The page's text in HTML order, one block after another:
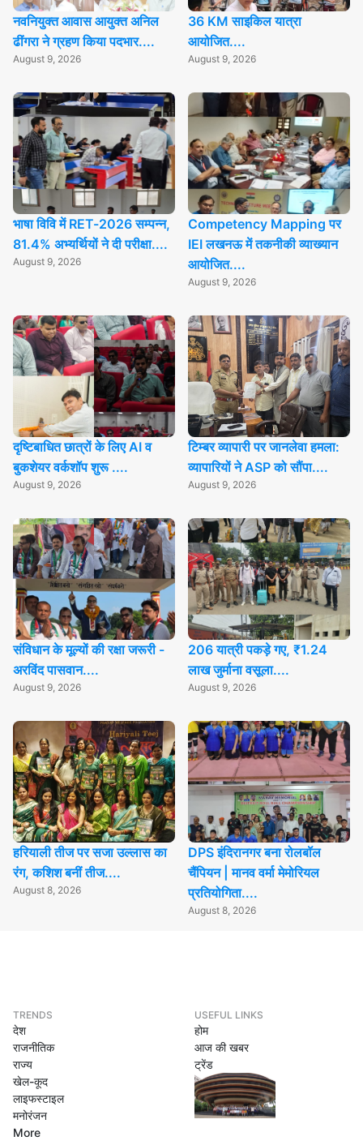
नवनियुक्त आवास आयुक्त अनिल
ढींगरा ने ग्रहण किया पदभार....
August 9, 2026
36 KM साइकिल यात्रा
आयोजित....
August 9, 2026
भाषा विवि में RET-2026 सम्पन्न,
81.4% अभ्यर्थियों ने दी परीक्षा....
August 9, 2026
Competency Mapping पर
IEI लखनऊ में तकनीकी व्याख्यान
आयोजित....
August 9, 2026
दृष्टिबाधित छात्रों के लिए AI व
बुकशेयर वर्कशॉप शुरू ....
August 9, 2026
टिम्बर व्यापारी पर जानलेवा हमला:
व्यापारियों ने ASP को सौंपा....
August 9, 2026
संविधान के मूल्यों की रक्षा जरूरी -
अरविंद पासवान....
August 9, 2026
206 यात्री पकड़े गए, ₹1.24
लाख जुर्माना वसूला....
August 9, 2026
हरियाली तीज पर सजा उल्लास का
रंग, कशिश बनीं तीज....
August 8, 2026
DPS इंदिरानगर बना रोलबॉल
चैंपियन | मानव वर्मा मेमोरियल
प्रतियोगिता....
August 8, 2026
TRENDS
देश
राजनीतिक
राज्य
खेल-कूद
लाइफस्टाइल
मनोरंजन
More
USEFUL LINKS
होम
आज की खबर
ट्रेंड